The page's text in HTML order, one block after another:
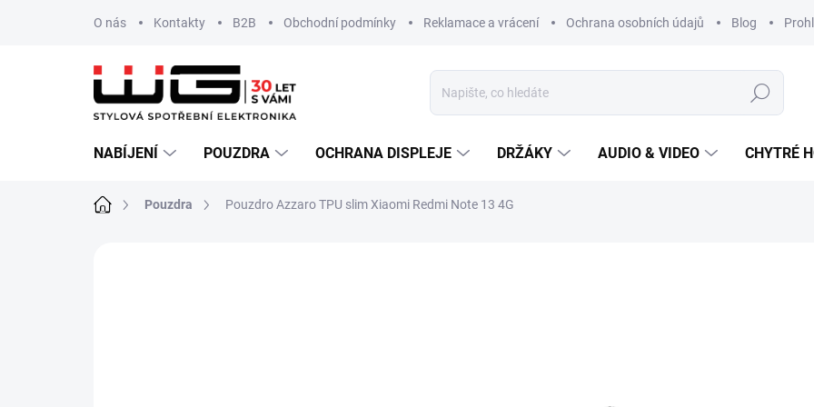
O nás Kontakty B2B Obchodní podmínky Reklamace a vrácení Ochrana osobních údajů Blog
Hledat
NABÍJENÍ POUZDRA OCHRANA DISPLEJE DRŽÁKY AUDIO & VIDEO CHYTRÉ
Domů Pouzdra Pouzdro Azzaro TPU slim Xiaomi Redmi Note 13 4G